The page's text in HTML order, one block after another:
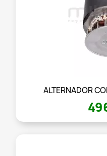
ALTERNADOR